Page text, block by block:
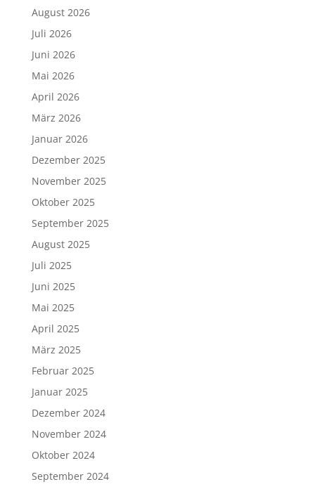
August 2026
Juli 2026
Juni 2026
Mai 2026
April 2026
März 2026
Januar 2026
Dezember 2025
November 2025
Oktober 2025
September 2025
August 2025
Juli 2025
Juni 2025
Mai 2025
April 2025
März 2025
Februar 2025
Januar 2025
Dezember 2024
November 2024
Oktober 2024
September 2024